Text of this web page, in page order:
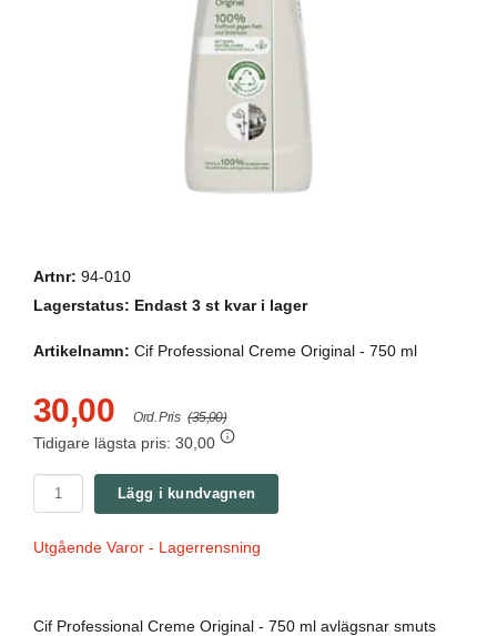
Artnr: 94-010
Lagerstatus: Endast 3 st kvar i lager
Artikelnamn: Cif Professional Creme Original - 750 ml
30,00 Ord. Pris (35,00)
Tidigare lägsta pris: 30,00
Lägg i kundvagnen
Utgående Varor - Lagerrensning
Cif Professional Creme Original - 750 ml avlägsnar smuts